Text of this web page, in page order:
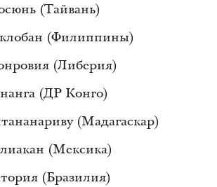
(Тайвань)
(Филиппины)
(Либерия)
(ДР Конго)
(Мадагаскар)
(Мексика)
(Бразилия)